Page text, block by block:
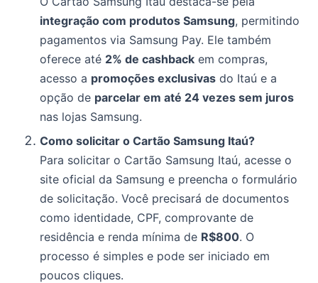
integração com produtos Samsung, permitindo
pagamentos via Samsung Pay. Ele também
oferece até 2% de cashback em compras,
acesso a promoções exclusivas do Itaú e a
opção de parcelar em até 24 vezes sem juros
nas lojas Samsung.
Como solicitar o Cartão Samsung Itaú?
Para solicitar o Cartão Samsung Itaú, acesse o
site oficial da Samsung e preencha o formulário
de solicitação. Você precisará de documentos
como identidade, CPF, comprovante de
residência e renda mínima de R$800. O
processo é simples e pode ser iniciado em
poucos cliques.